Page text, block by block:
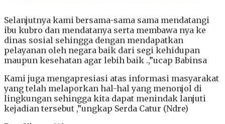
Selanjutnya kami bersama-sama sama mendatangi
ibu kubro dan mendatanya serta membawa nya ke
dinas sosial sehingga dengan mendapatkan
pelayanan oleh negara baik dari segi kehidupan
maupun kesehatan agar lebih baik .,”ucap Babinsa
Kami juga mengapresiasi atas informasi masyarakat
yang telah melaporkan hal-hal yang menonjol di
lingkungan sehingga kita dapat menindak lanjuti
kejadian tersebut ,”ungkap Serda Catur (Ndre)